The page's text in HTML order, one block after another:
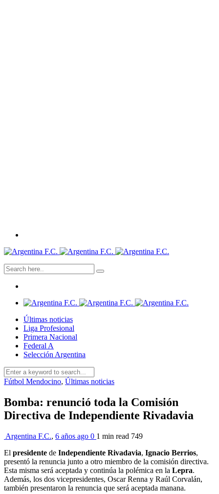
Últimas noticias
Liga Profesional
Primera Nacional
Federal A
Selección Argentina
Fútbol Mendocino, Últimas noticias
Bomba: renunció toda la Comisión
Directiva de Independiente Rivadavia
Argentina F.C., 6 años ago 0 1 min read 749
El presidente de Independiente Rivadavia, Ignacio Berrios,
presentó la renuncia junto a otro miembro de la comisión directiva.
Esta misma será aceptada y continúa la polémica en la Lepra.
Además, los dos vicepresidentes, Oscar Renna y Raúl Corvalán,
también presentaron la renuncia que será aceptada manana.